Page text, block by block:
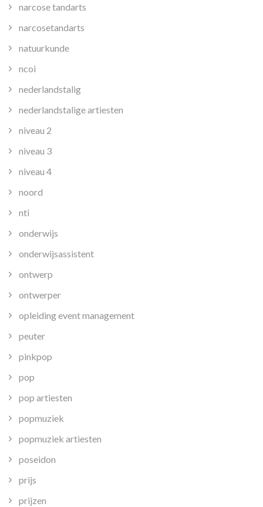
narcose tandarts
narcosetandarts
natuurkunde
ncoi
nederlandstalig
nederlandstalige artiesten
niveau 2
niveau 3
niveau 4
noord
nti
onderwijs
onderwijsassistent
ontwerp
ontwerper
opleiding event management
peuter
pinkpop
pop
pop artiesten
popmuziek
popmuziek artiesten
poseidon
prijs
prijzen